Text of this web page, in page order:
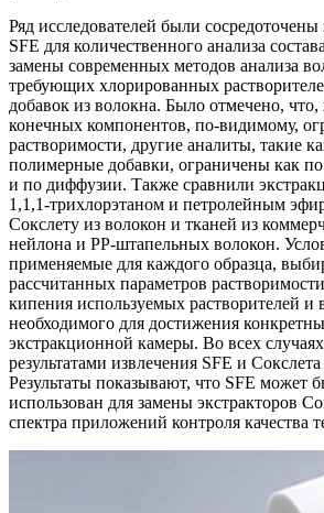
Ряд исследователей были
SFE для количественного анализа
замены современных методов анализа
требующих хлорированных
добавок из волокна. Было отмечено, что,
конечных компонентов, по-видимому,
растворимости, другие аналиты, такие
полимерные добавки, ограничены как по
и по диффузии. Также сравнили
1,1,1-трихлорэтаном и петролейным
Сокслету из волокон и тканей из
нейлона и PP-штапельных волокон.
применяемые для каждого образца,
рассчитанных параметров
кипения используемых растворителей и
необходимого для достижения
экстракционной камеры. Во всех
результатами извлечения SFE и
Результаты показывают, что SFE может
использован для замены экстракторов
спектра приложений контроля качества